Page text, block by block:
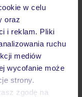
w celu
oraz
i reklam. Pliki
ruchu
mediów
wycofanie może
strony.
zgodę na